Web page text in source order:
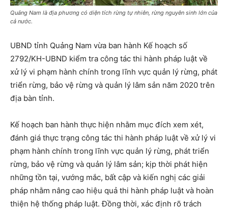
Quảng Nam là địa phương có diện tích rừng tự nhiên, rừng nguyên sinh lớn của
cả nước.
UBND tỉnh Quảng Nam vừa ban hành Kế hoạch số
2792/KH-UBND kiểm tra công tác thi hành pháp luật về
xử lý vi phạm hành chính trong lĩnh vực quản lý rừng, phát
triển rừng, bảo vệ rừng và quản lý lâm sản năm 2020 trên
địa bàn tỉnh.
Kế hoạch ban hành thực hiện nhằm mục đích xem xét,
đánh giá thực trạng công tác thi hành pháp luật về xử lý vi
phạm hành chính trong lĩnh vực quản lý rừng, phát triển
rừng, bảo vệ rừng và quản lý lâm sản; kịp thời phát hiện
những tồn tại, vướng mắc, bất cập và kiến nghị các giải
pháp nhằm nâng cao hiệu quả thi hành pháp luật và hoàn
thiện hệ thống pháp luật. Đồng thời, xác định rõ trách